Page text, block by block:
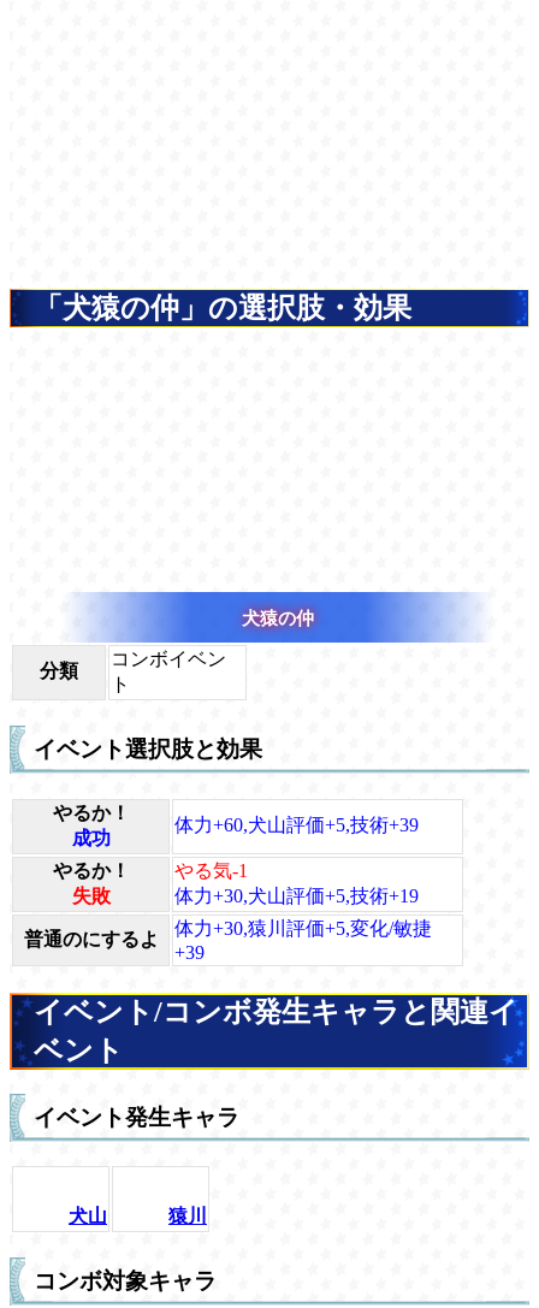
「犬猿の仲」の選択肢・効果
犬猿の仲
分類
コンボイベン
ト
イベント選択肢と効果
やるか！
成功
体力+60,犬山評価+5,技術+39
やるか！
失敗
やる気-1
体力+30,犬山評価+5,技術+19
普通のにするよ
体力+30,猿川評価+5,変化/敏捷
+39
イベント/コンボ発生キャラと関連イ
ベント
イベント発生キャラ
犬山 猿川
コンボ対象キャラ